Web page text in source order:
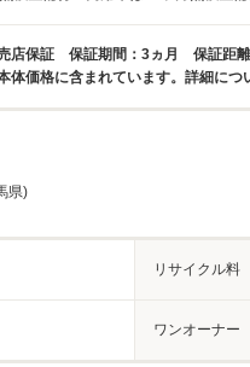
店保証 保証期間：3ヵ月 保証距
体価格に含まれています。詳細につ
県)
リサイクル料
ワンオーナー